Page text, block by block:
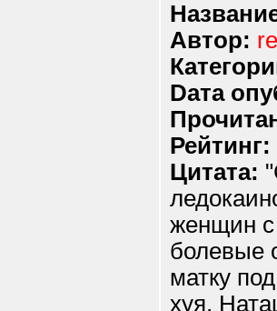
Автор:
Dата
Рейтинг:
Цитата:
женщин
болевые
матку
хуя,